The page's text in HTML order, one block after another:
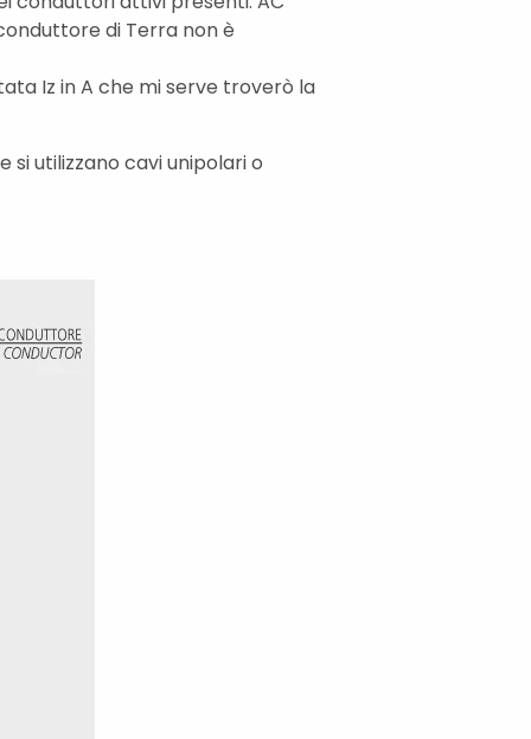
di Terra non è
Iz in A che mi serve troverò la
utilizzano cavi unipolari o